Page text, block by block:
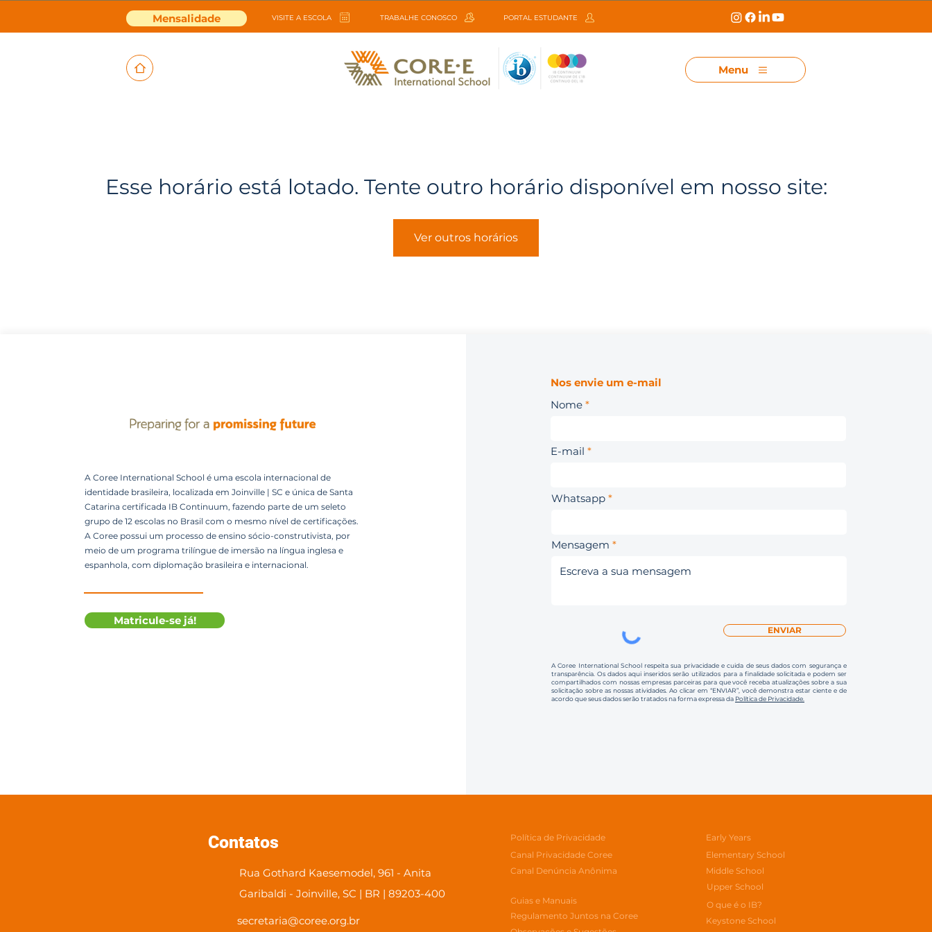
Mensalidade VISITE A ESCOLA TRABALHE CONOSCO PORTAL ESTUDANTE
Menu
Esse horário está lotado. Tente outro horário disponível em nosso site:
Ver outros horários
A Coree International School é uma escola internacional de
identidade brasileira, localizada em Joinville | SC e única de Santa
Catarina certificada IB Continuum, fazendo parte de um seleto
grupo de 12 escolas no Brasil com o mesmo nível de certificações.
A Coree possui um processo de ensino sócio-construtivista, por
meio de um programa trilíngue de imersão na língua inglesa e
espanhola, com diplomação brasileira e internacional.
Matricule-se já!
Nos envie um e-mail
Nome
E-mail
Whatsapp
Mensagem
ENVIAR
A Coree International School respeita sua privacidade e cuida de seus dados com segurança e
transparência. Os dados aqui inseridos serão utilizados para a finalidade solicitada e podem ser
compartilhados com nossas empresas parceiras para que você receba atualizações sobre a sua
solicitação sobre as nossas atividades. Ao clicar em “ENVIAR”, você demonstra estar ciente e de
acordo que seus dados serão tratados na forma expressa da Política de Privacidade.
Contatos
Rua Gothard Kaesemodel, 961 - Anita
Garibaldi - Joinville, SC | BR | 89203-400
secretaria@coree.org.br
Política de Privacidade
Canal Privacidade Coree
Canal Denúncia Anônima
Early Years
Elementary School
Middle School
Upper School
Guias e Manuais
Regulamento Juntos na Coree
O que é o IB?
Keystone School